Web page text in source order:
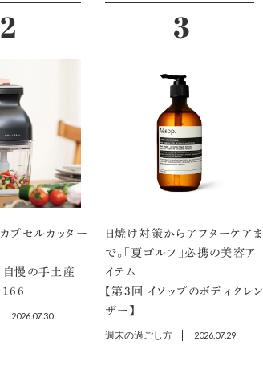
カプセルカッター
自慢の手土産
166
2026.07.30
日焼け対策からアフターケアま
で。「夏ゴルフ」必携の美容ア
イテム
【第3回 イソップのボディクレン
ザー】
週末の過ごし方 2026.07.29